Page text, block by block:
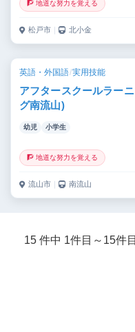
🧗 地道な努力を覚える
松戸市 ｜ 北小金
英語・外国語/実用技能
アフタースクールラー
グ南流山)
幼児 小学生
🧗 地道な努力を覚える
流山市 ｜ 南流山
15 件中 1件目～15件